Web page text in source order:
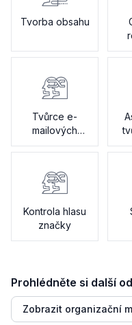
Tvorba obsahu
Tvůrce e-
mailových
kampaní
Kontrola hlasu
značky
Prohlédněte si další
Zobrazit organizační